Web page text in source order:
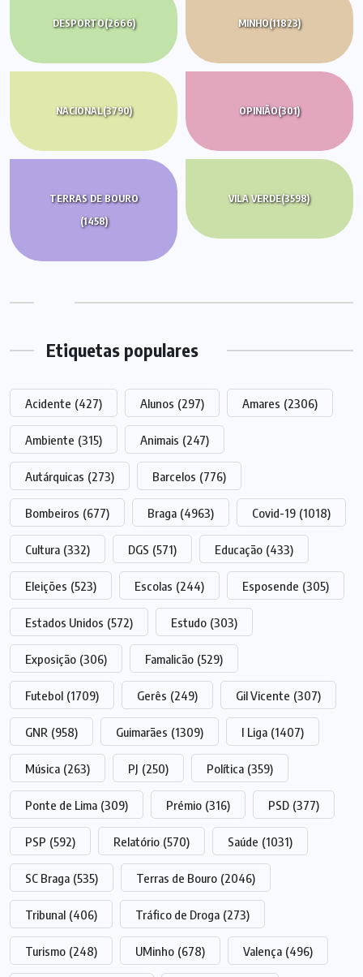
DESPORTO(2666) MINHO(11823)
NACIONAL(3790) OPINIÃO(301)
TERRAS DE BOURO
(1458)
VILA VERDE(3598)
Etiquetas populares
Acidente (427) Alunos (297) Amares (2306)
Ambiente (315) Animais (247)
Autárquicas (273) Barcelos (776)
Bombeiros (677) Braga (4963) Covid-19 (1018)
Cultura (332) DGS (571) Educação (433)
Eleições (523) Escolas (244) Esposende (305)
Estados Unidos (572) Estudo (303)
Exposição (306) Famalicão (529)
Futebol (1709) Gerês (249) Gil Vicente (307)
GNR (958) Guimarães (1309) I Liga (1407)
Música (263) PJ (250) Política (359)
Ponte de Lima (309) Prémio (316) PSD (377)
PSP (592) Relatório (570) Saúde (1031)
SC Braga (535) Terras de Bouro (2046)
Tribunal (406) Tráfico de Droga (273)
Turismo (248) UMinho (678) Valença (496)